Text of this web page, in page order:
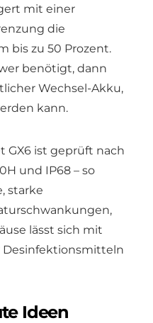
mit einer
die
bis zu 50 Prozent.
benötigt, dann
Wechsel-Akku,
kann.
GX6 ist geprüft nach
und IP68 – so
starke
lässt sich mit
Desinfektionsmitteln
Ideen